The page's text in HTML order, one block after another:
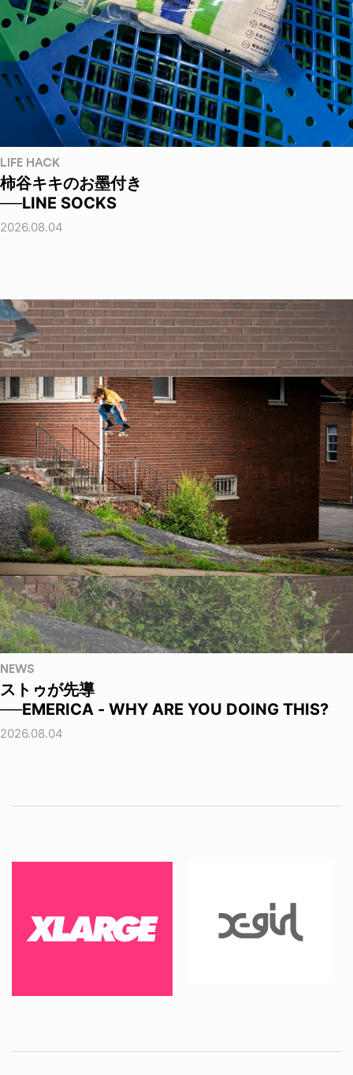
LIFE HACK
柿谷キキのお墨付き
──LINE SOCKS
2026.08.04
NEWS
ストゥが先導
──EMERICA - WHY ARE YOU DOING THIS?
2026.08.04